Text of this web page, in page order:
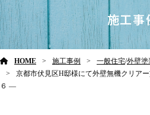
施工事
HOME 施工事例 一般住宅/外壁塗
京都市伏見区H邸様にて外壁無機クリア
６ ―